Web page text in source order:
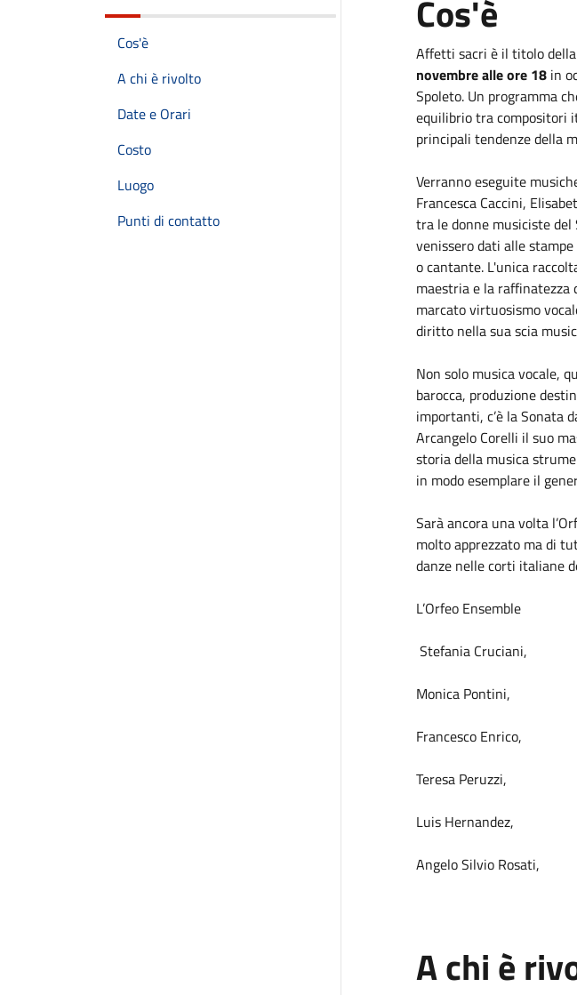
Cos'è
A chi è rivolto
Date e Orari
Costo
Luogo
Punti di contatto
Cos'è
Affetti sacri è il titolo della
novembre alle ore 18 in
Spoleto. Un programma
equilibrio tra compositori
principali tendenze della
Verranno eseguite
Francesca Caccini,
tra le donne musiciste
venissero dati alle
o cantante. L'unica
maestria e la raffinatezza
marcato virtuosismo
diritto nella sua scia
Non solo musica vocale,
barocca, produzione
importanti, c’è la Sonata
Arcangelo Corelli il suo
storia della musica
in modo esemplare il
Sarà ancora una volta
molto apprezzato ma di
danze nelle corti italiane
L’Orfeo Ensemble
Stefania Cruciani,
Monica Pontini,
Francesco Enrico,
Teresa Peruzzi,
Luis Hernandez,
Angelo Silvio Rosati,
A chi è